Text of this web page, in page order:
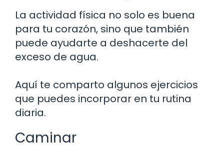
La actividad física no solo es buena
para tu corazón, sino que también
puede ayudarte a deshacerte del
exceso de agua.
Aquí te comparto algunos ejercicios
que puedes incorporar en tu rutina
diaria.
Caminar